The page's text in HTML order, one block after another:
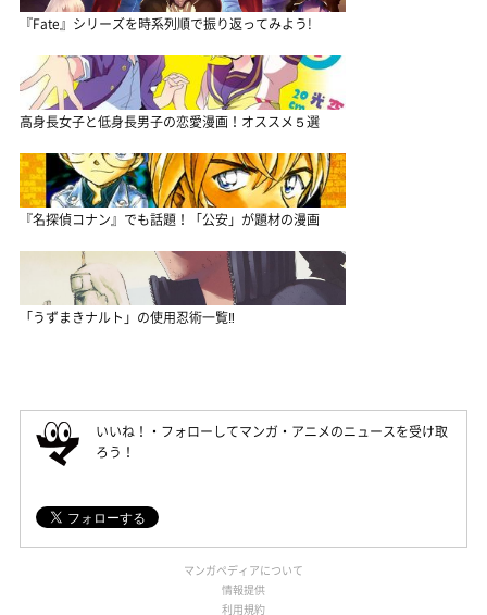
『Fate』シリーズを時系列順で振り返ってみよう!
高身長女子と低身長男子の恋愛漫画！オススメ５選
『名探偵コナン』でも話題！「公安」が題材の漫画
「うずまきナルト」の使用忍術一覧‼
いいね！・フォローしてマンガ・アニメのニュースを受け取
ろう！
マンガペディアについて
情報提供
利用規約